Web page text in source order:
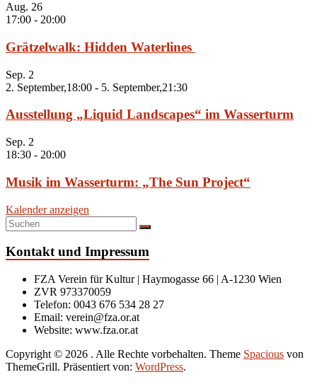
Aug. 26
17:00 - 20:00
Grätzelwalk: Hidden Waterlines
Sep. 2
2. September,18:00 - 5. September,21:30
Ausstellung „Liquid Landscapes“ im Wasserturm
Sep. 2
18:30 - 20:00
Musik im Wasserturm: „The Sun Project“
Kalender anzeigen
Kontakt und Impressum
FZA Verein für Kultur | Haymogasse 66 | A-1230 Wien
ZVR 973370059
Telefon: 0043 676 534 28 27
Email: verein@fza.or.at
Website: www.fza.or.at
Copyright © 2026 . Alle Rechte vorbehalten. Theme Spacious von
ThemeGrill. Präsentiert von: WordPress.